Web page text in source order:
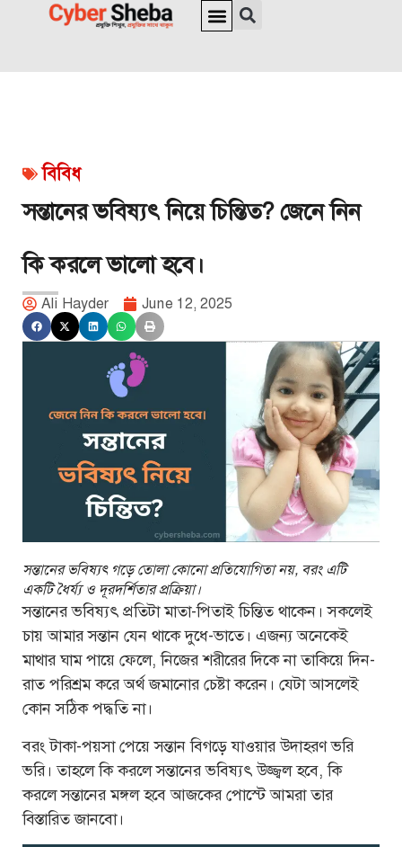
বিবিধ
সন্তানের ভবিষ্যৎ নিয়ে চিন্তিত? জেনে নিন
কি করলে ভালো হবে।
Ali Hayder June 12, 2025
সন্তানের ভবিষ্যৎ গড়ে তোলা কোনো প্রতিযোগিতা নয়, বরং এটি
একটি ধৈর্য্য ও দূরদর্শিতার প্রক্রিয়া।
সন্তানের ভবিষ্যৎ প্রতিটা মাতা-পিতাই চিন্তিত থাকেন। সকলেই
চায় আমার সন্তান যেন থাকে দুধে-ভাতে। এজন্য অনেকেই
মাথার ঘাম পায়ে ফেলে, নিজের শরীরের দিকে না তাকিয়ে দিন-
রাত পরিশ্রম করে অর্থ জমানোর চেষ্টা করেন। যেটা আসলেই
কোন সঠিক পদ্ধতি না।
বরং টাকা-পয়সা পেয়ে সন্তান বিগড়ে যাওয়ার উদাহরণ ভরি
ভরি। তাহলে কি করলে সন্তানের ভবিষ্যৎ উজ্জ্বল হবে, কি
করলে সন্তানের মঙ্গল হবে আজকের পোস্টে আমরা তার
বিস্তারিত জানবো।